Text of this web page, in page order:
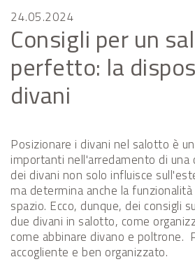
24.05.2024
Consigli per un
perfetto: la
divani
Posizionare i divani nel salotto è
importanti nell'arredamento di una
dei divani non solo influisce
ma determina anche la
spazio. Ecco, dunque, dei consigli
due divani in salotto, come
come abbinare divano e poltrone.
accogliente e ben organizzato.